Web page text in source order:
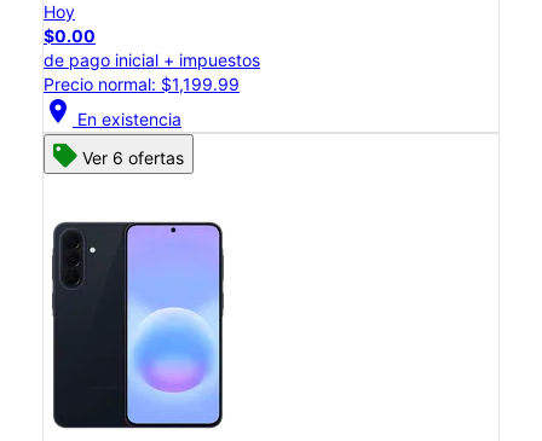
Hoy
$0.00
de pago inicial + impuestos
Precio normal: $1,199.99
location_on En existencia
Ver 6 ofertas